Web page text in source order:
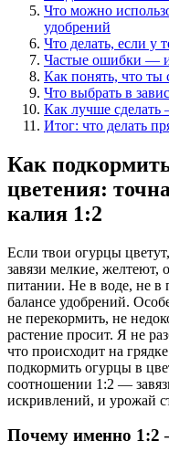
Что можно
удобрений
Что делать, если у
Частые ошибки — и
Как понять, что ты
Что выбрать в
Как лучше сделать
Итог: что делать
Как
цветения:
калия 1:2
Если твои огурцы
завязи мелкие, желтеют,
питании. Не в воде, не
балансе удобрений.
не перекормить, не
растение просит. Я не
что происходит на
подкормить огурцы в
соотношении 1:2 —
искривлений, и урожай
Почему именно 1:2